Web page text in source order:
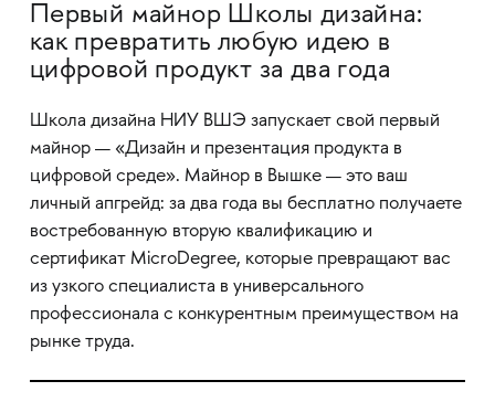
Первый майнор Школы дизайна:
как превратить любую идею в
цифровой продукт за два года
Школа дизайна НИУ ВШЭ запускает свой первый
майнор — «Дизайн и презентация продукта в
цифровой среде». Майнор в Вышке — это ваш
личный апгрейд: за два года вы бесплатно получаете
востребованную вторую квалификацию и
сертификат MicroDegree, которые превращают вас
из узкого специалиста в универсального
профессионала с конкурентным преимуществом на
рынке труда.